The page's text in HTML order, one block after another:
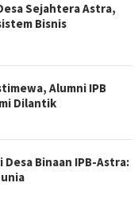
Sejahtera Astra,
Bisnis
Alumni IPB
Dilantik
Desa Binaan IPB-Astra: